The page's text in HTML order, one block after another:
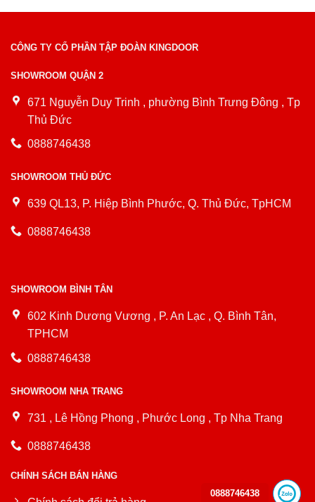
CÔNG TY CỔ PHẦN TẬP ĐOÀN KINGDOOR
SHOWROOM QUẬN 2
671 Nguyễn Duy Trinh , phường Bình Trưng Đông , Tp
Thủ Đức
0888746438
SHOWROOM THỦ ĐỨC
639 QL13, P. Hiệp Bình Phước, Q. Thủ Đức, TpHCM
0888746438
SHOWROOM BÌNH TÂN
602 Kinh Dương Vương , P. An Lạc , Q. Bình Tân,
TPHCM
0888746438
SHOWROOM NHA TRANG
731 , Lê Hồng Phong , Phước Long , Tp Nha Trang
0888746438
CHÍNH SÁCH BÁN HÀNG
0888746438